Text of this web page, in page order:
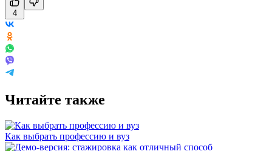
4
Читайте также
Как выбрать профессию и вуз